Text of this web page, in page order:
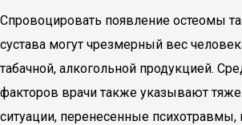
Спровоцировать появление остеомы
сустава могут чрезмерный вес
табачной, алкогольной продукцией.
факторов врачи также указывают
ситуации, перенесенные